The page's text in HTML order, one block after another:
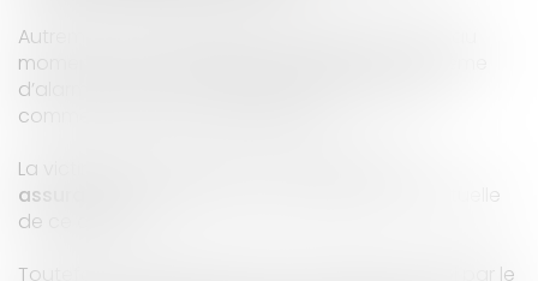
Autrement dit, si l’alarme ne se déclenche pas au
moment du cambriolage, l’installateur du système
d’alarme faillit à son obligation de résultat et
commet une faute contractuelle.
La victime pourra dès lors, aux côtés de son
assurance
, engager la responsabilité contractuelle
de ce dernier.
Toutefois, en pareille situation, le préjudice subi par le